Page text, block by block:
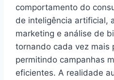
comportamento do
de inteligência artificial,
marketing e análise de
tornando cada vez mais
permitindo campanhas
eficientes. A realidade